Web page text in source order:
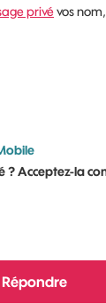
privévos
? Acceptez-la
Répondre